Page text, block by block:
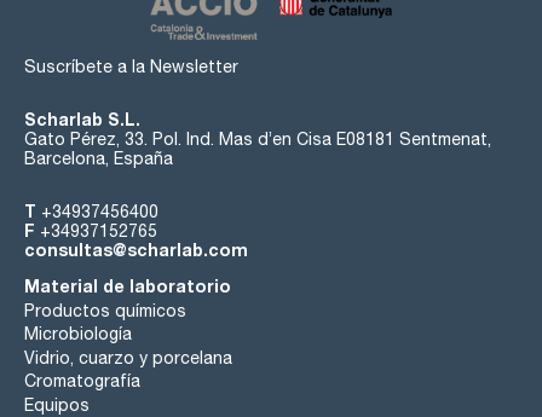
Suscríbete a la Newsletter
Scharlab S.L.
Gato Pérez, 33. Pol. Ind. Mas d’en Cisa E08181 Sentmenat,
Barcelona, España
T +34937456400
F +34937152765
consultas@scharlab.com
Material de laboratorio
Productos químicos
Microbiología
Vidrio, cuarzo y porcelana
Cromatografía
Equipos